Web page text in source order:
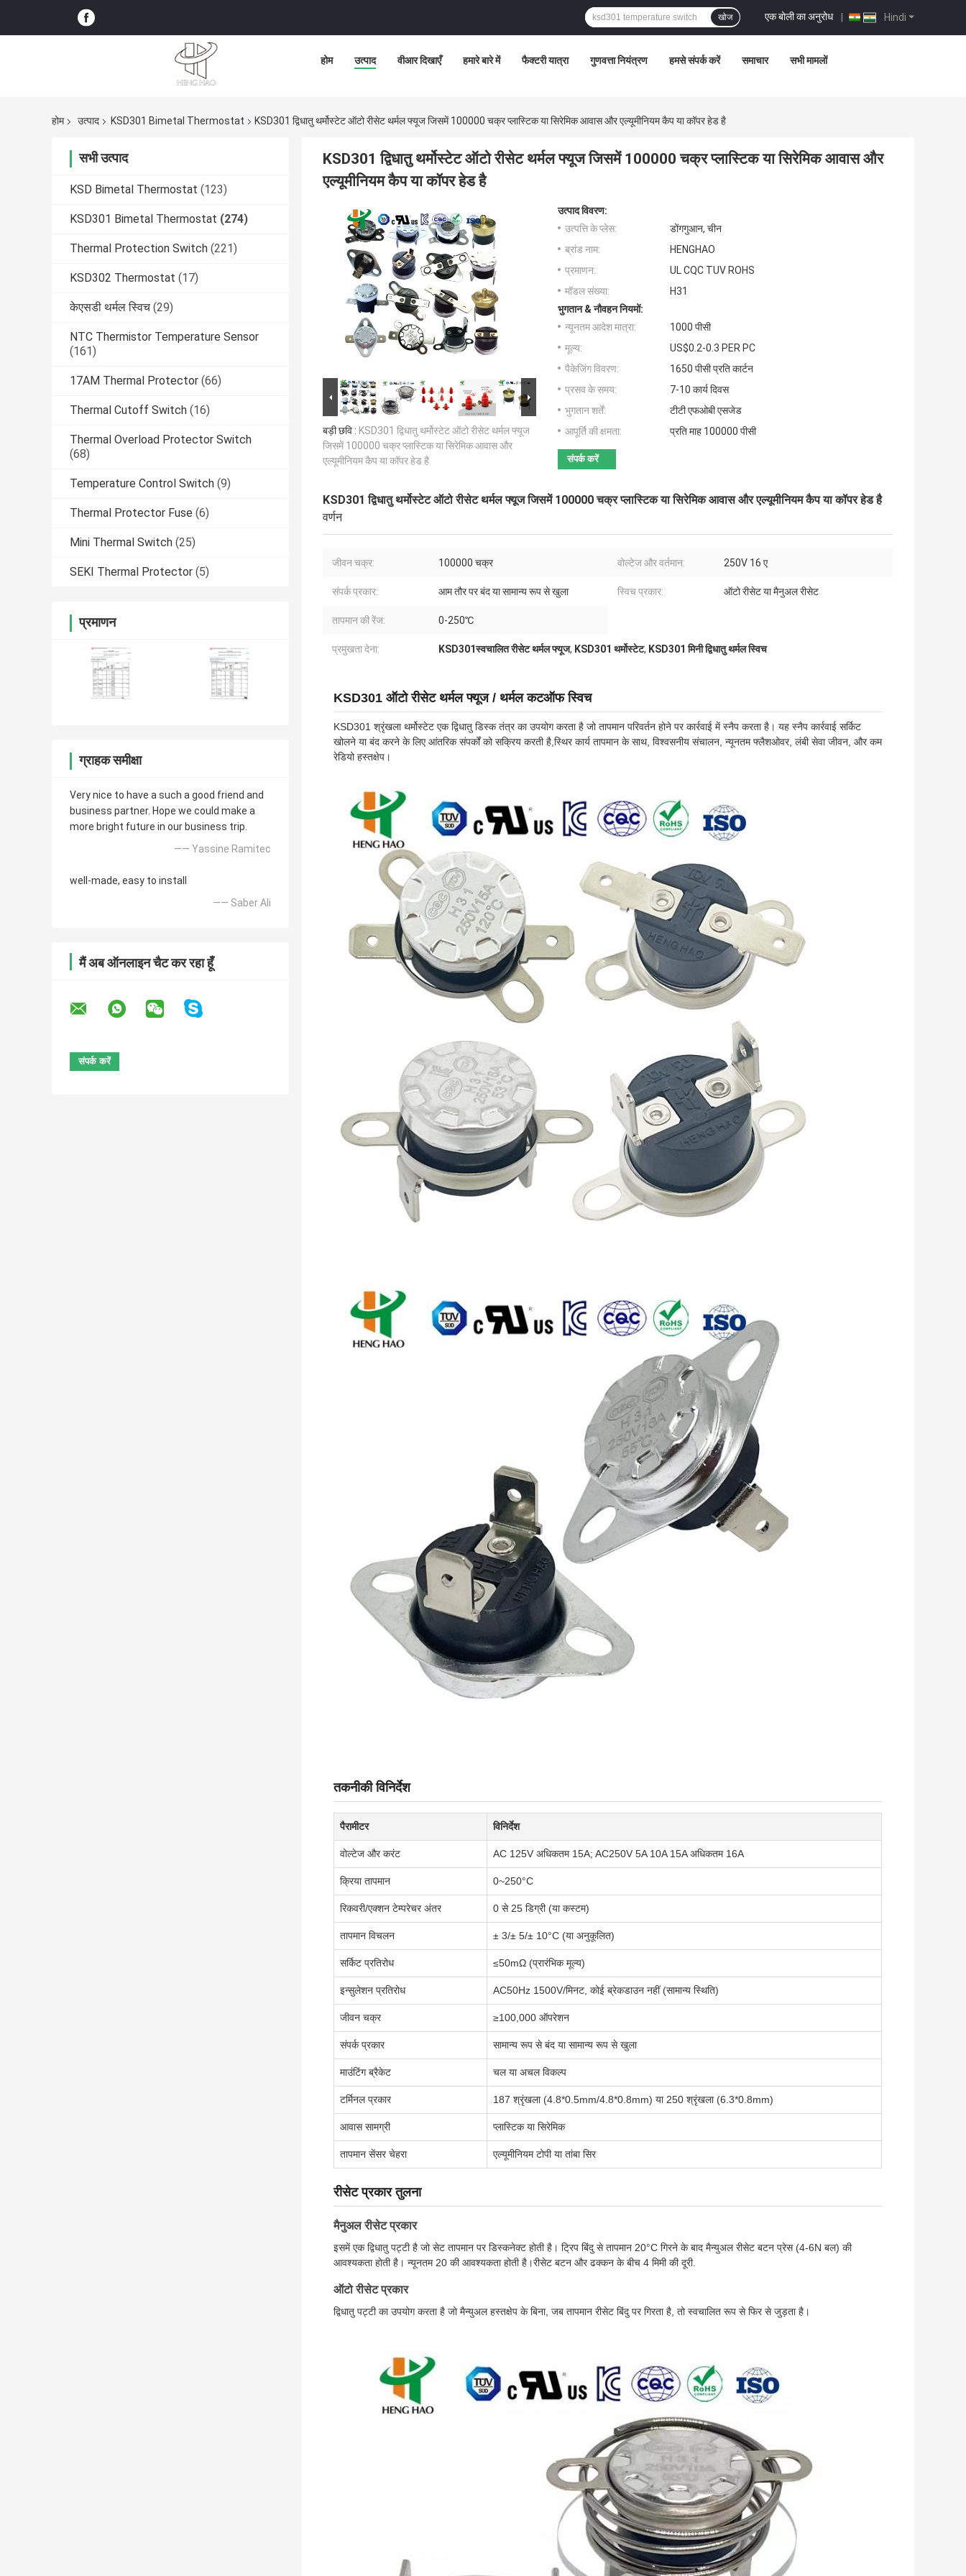
Hindi
एक बोली का अनुरोध |
खोज
होम उत्पाद वीआर दिखाएँ हमारे बारे में फैक्टरी यात्रा गुणवत्ता नियंत्रण हमसे संपर्क करें समाचार सभी मामलों
होम उत्पाद KSD301 Bimetal Thermostat KSD301 द्विधातु थर्मोस्टेट ऑटो रीसेट थर्मल फ्यूज जिसमें 100000 चक्र प्लास्टिक या सिरेमिक आवास और एल्यूमीनियम कैप या कॉपर हेड है
सभी उत्पाद
KSD Bimetal Thermostat (123)
KSD301 Bimetal Thermostat (274)
Thermal Protection Switch (221)
KSD302 Thermostat (17)
केएसडी थर्मल स्विच (29)
NTC Thermistor Temperature Sensor
(161)
17AM Thermal Protector (66)
Thermal Cutoff Switch (16)
Thermal Overload Protector Switch
(68)
Temperature Control Switch (9)
Thermal Protector Fuse (6)
Mini Thermal Switch (25)
SEKI Thermal Protector (5)
प्रमाणन
ग्राहक समीक्षा
Very nice to have a such a good friend and
business partner. Hope we could make a
more bright future in our business trip.
—— Yassine Ramitec
well-made, easy to install
—— Saber Ali
मैं अब ऑनलाइन चैट कर रहा हूँ
KSD301 द्विधातु थर्मोस्टेट ऑटो रीसेट थर्मल फ्यूज जिसमें 100000 चक्र प्लास्टिक या सिरेमिक आवास और
एल्यूमीनियम कैप या कॉपर हेड है
बड़ी छवि : KSD301 द्विधातु थर्मोस्टेट ऑटो रीसेट थर्मल फ्यूज
जिसमें 100000 चक्र प्लास्टिक या सिरेमिक आवास और
एल्यूमीनियम कैप या कॉपर हेड है
उत्पाद विवरण:
उत्पत्ति के प्लेस:
डोंगगुआन, चीन
ब्रांड नाम:
HENGHAO
प्रमाणन:
UL CQC TUV ROHS
मॉडल संख्या:
H31
भुगतान & नौवहन नियमों:
न्यूनतम आदेश मात्रा:
1000 पीसी
मूल्य:
US$0.2-0.3 PER PC
पैकेजिंग विवरण:
1650 पीसी प्रति कार्टन
प्रसव के समय:
7-10 कार्य दिवस
भुगतान शर्तें:
टीटी एफओबी एसजेड
आपूर्ति की क्षमता:
प्रति माह 100000 पीसी
संपर्क करें
KSD301 द्विधातु थर्मोस्टेट ऑटो रीसेट थर्मल फ्यूज जिसमें 100000 चक्र प्लास्टिक या सिरेमिक आवास और एल्यूमीनियम कैप या कॉपर हेड है
वर्णन
जीवन चक्र: 100000 चक्र वोल्टेज और वर्तमान: 250V 16 ए
संपर्क प्रकार: आम तौर पर बंद या सामान्य रूप से खुला स्विच प्रकार: ऑटो रीसेट या मैनुअल रीसेट
तापमान की रेंज: 0-250℃
प्रमुखता देना: KSD301स्वचालित रीसेट थर्मल फ्यूज, KSD301 थर्मोस्टेट, KSD301 मिनी द्विधातु थर्मल स्विच
KSD301 ऑटो रीसेट थर्मल फ्यूज / थर्मल कटऑफ स्विच
KSD301 श्रृंखला थर्मोस्टेट एक द्विधातु डिस्क तंत्र का उपयोग करता है जो तापमान परिवर्तन होने पर कार्रवाई में स्नैप करता है। यह स्नैप कार्रवाई सर्किट
खोलने या बंद करने के लिए आंतरिक संपर्कों को सक्रिय करती है,स्थिर कार्य तापमान के साथ, विश्वसनीय संचालन, न्यूनतम फ्लैशओवर, लंबी सेवा जीवन, और कम
रेडियो हस्तक्षेप।
तकनीकी विनिर्देश
पैरामीटर विनिर्देश
वोल्टेज और करंट AC 125V अधिकतम 15A; AC250V 5A 10A 15A अधिकतम 16A
क्रिया तापमान 0~250°C
रिकवरी/एक्शन टेम्परेचर अंतर 0 से 25 डिग्री (या कस्टम)
तापमान विचलन ± 3/± 5/± 10°C (या अनुकूलित)
सर्किट प्रतिरोध ≤50mΩ (प्रारंभिक मूल्य)
इन्सुलेशन प्रतिरोध AC50Hz 1500V/मिनट, कोई ब्रेकडाउन नहीं (सामान्य स्थिति)
जीवन चक्र ≥100,000 ऑपरेशन
संपर्क प्रकार सामान्य रूप से बंद या सामान्य रूप से खुला
माउंटिंग ब्रैकेट चल या अचल विकल्प
टर्मिनल प्रकार 187 श्रृंखला (4.8*0.5mm/4.8*0.8mm) या 250 श्रृंखला (6.3*0.8mm)
आवास सामग्री प्लास्टिक या सिरेमिक
तापमान सेंसर चेहरा एल्यूमीनियम टोपी या तांबा सिर
रीसेट प्रकार तुलना
मैनुअल रीसेट प्रकार
इसमें एक द्विधातु पट्टी है जो सेट तापमान पर डिस्कनेक्ट होती है। ट्रिप बिंदु से तापमान 20°C गिरने के बाद मैन्युअल रीसेट बटन प्रेस (4-6N बल) की
आवश्यकता होती है। न्यूनतम 20 की आवश्यकता होती है।रीसेट बटन और ढक्कन के बीच 4 मिमी की दूरी.
ऑटो रीसेट प्रकार
द्विधातु पट्टी का उपयोग करता है जो मैन्युअल हस्तक्षेप के बिना, जब तापमान रीसेट बिंदु पर गिरता है, तो स्वचालित रूप से फिर से जुड़ता है।